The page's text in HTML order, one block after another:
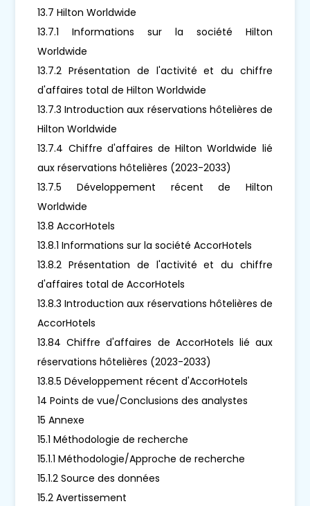
13.7 Hilton Worldwide
13.7.1 Informations sur la société Hilton
Worldwide
13.7.2 Présentation de l'activité et du chiffre
d'affaires total de Hilton Worldwide
13.7.3 Introduction aux réservations hôtelières de
Hilton Worldwide
13.7.4 Chiffre d'affaires de Hilton Worldwide lié
aux réservations hôtelières (2023-2033)
13.7.5 Développement récent de Hilton
Worldwide
13.8 AccorHotels
13.8.1 Informations sur la société AccorHotels
13.8.2 Présentation de l'activité et du chiffre
d'affaires total de AccorHotels
13.8.3 Introduction aux réservations hôtelières de
AccorHotels
13.84 Chiffre d'affaires de AccorHotels lié aux
réservations hôtelières (2023-2033)
13.8.5 Développement récent d'AccorHotels
14 Points de vue/Conclusions des analystes
15 Annexe
15.1 Méthodologie de recherche
15.1.1 Méthodologie/Approche de recherche
15.1.2 Source des données
15.2 Avertissement